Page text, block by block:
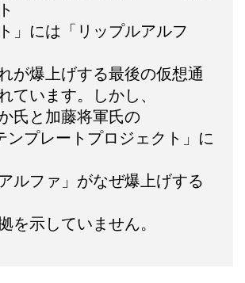
」には「リップルアルフ
が爆上げする最後の仮想通
ています。しかし、
氏と加藤将軍氏の
ンプレートプロジェクト」に
ルファ」がなぜ爆上げする
を示していません。